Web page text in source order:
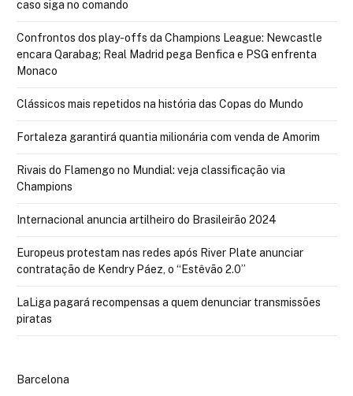
caso siga no comando
Confrontos dos play-offs da Champions League: Newcastle
encara Qarabag; Real Madrid pega Benfica e PSG enfrenta
Monaco
Clássicos mais repetidos na história das Copas do Mundo
Fortaleza garantirá quantia milionária com venda de Amorim
Rivais do Flamengo no Mundial: veja classificação via
Champions
Internacional anuncia artilheiro do Brasileirão 2024
Europeus protestam nas redes após River Plate anunciar
contratação de Kendry Páez, o “Estêvão 2.0”
LaLiga pagará recompensas a quem denunciar transmissões
piratas
Barcelona